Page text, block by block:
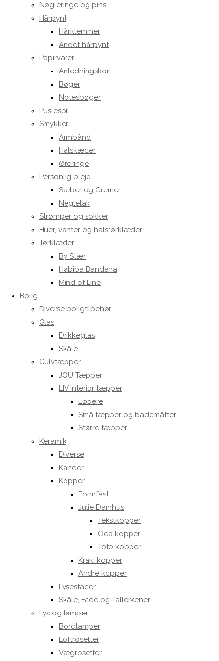
Nøgleringe og pins
Hårpynt
Hårklemmer
Andet hårpynt
Papirvarer
Anledningskort
Bøger
Notesbøger
Puslespil
Smykker
Armbånd
Halskæder
Øreringe
Personlig pleje
Sæber og Cremer
Neglelak
Strømper og sokker
Huer, vanter og halstørklæder
Tørklæder
By Stær
Habiba Bandana
Mind of Line
Bolig
Diverse boligtilbehør
Glas
Drikkeglas
Skåle
Gulvtæpper
JOU Tæpper
LIV Interior tæpper
Løbere
Små tæpper og bademåtter
Større tæpper
Keramik
Diverse
Kander
Kopper
Formfast
Julie Damhus
Tekstkopper
Oda kopper
Toto kopper
Kraki kopper
Andre kopper
Lysestager
Skåle, Fade og Tallerkener
Lys og lamper
Bordlamper
Loftrosetter
Vægrosetter